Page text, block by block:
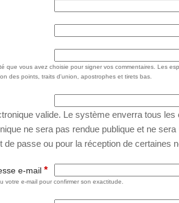
que vous avez choisie pour signer vos commentaires. Les
des points, traits d'union, apostrophes et tirets bas.
valide. Le système enverra tous
ne sera pas rendue publique et ne
de passe ou pour la réception de certaines
e-mail *
votre e-mail pour confirmer son exactitude.